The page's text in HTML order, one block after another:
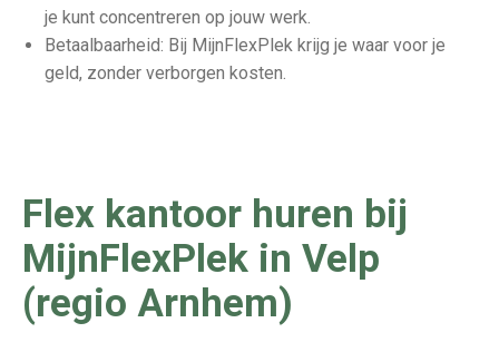
je kunt concentreren op jouw werk.
Betaalbaarheid: Bij MijnFlexPlek krijg je waar voor je
geld, zonder verborgen kosten.
Flex kantoor huren bij
MijnFlexPlek in Velp
(regio Arnhem)